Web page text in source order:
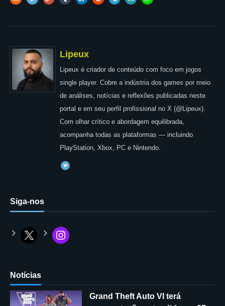
Lipeux
Lipeux é criador de conteúdo com foco em jogos
single player. Cobre a indústria dos games por meio
de análises, notícias e reflexões publicadas neste
portal e em seu perfil profissional no X (@Lipeux).
Com olhar crítico e abordagem equilibrada,
acompanha todas as plataformas — incluindo
PlayStation, Xbox, PC e Nintendo.
Siga-nos
Notícias
Grand Theft Auto VI terá